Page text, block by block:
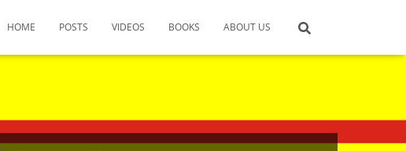
HOME POSTS VIDEOS BOOKS ABOUT US